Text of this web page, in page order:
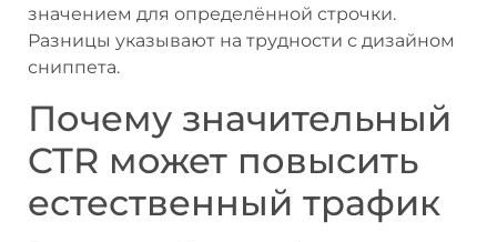
значением для определённой строчки.
Разницы указывают на трудности с дизайном
сниппета.
Почему значительный
CTR может повысить
естественный трафик